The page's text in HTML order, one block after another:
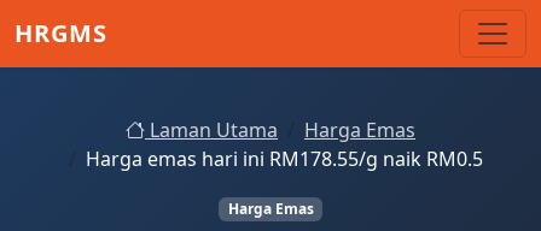
HRGMS
Laman Utama
Harga Emas
Harga emas hari ini RM178.55/g naik RM0.5
Harga Emas